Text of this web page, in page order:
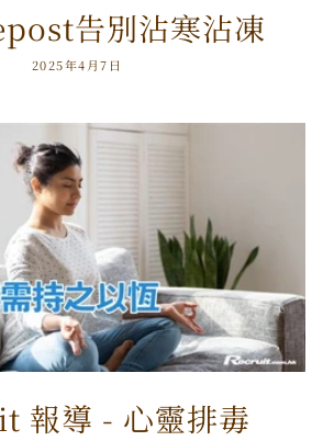
告別沾寒沾凍
2025年4月7日
報導 - 心靈排毒